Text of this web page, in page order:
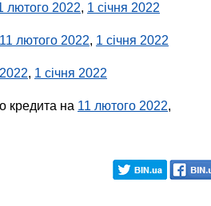
лютого 2022, 1 січня 2022
11 лютого 2022, 1 січня 2022
, 1 січня 2022
кредита на 11 лютого 2022,